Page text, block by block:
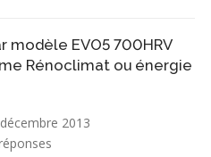
modèle EVO5 700HRV
Rénoclimat ou énergie
2013